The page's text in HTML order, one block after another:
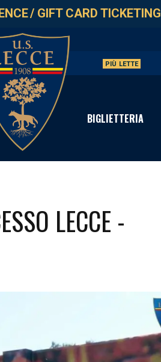
/ GIFT CARD TICKETING
PIÙ LETTE
BIGLIETTERIA
LECCE -